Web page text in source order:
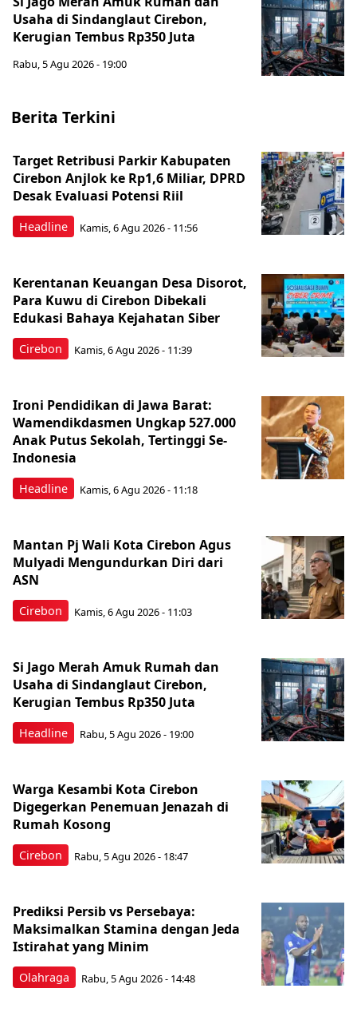
Usaha di Sindanglaut Cirebon,
Kerugian Tembus Rp350 Juta
Rabu, 5 Agu 2026 - 19:00
Berita Terkini
Headline
Target Retribusi Parkir Kabupaten
Cirebon Anjlok ke Rp1,6 Miliar, DPRD
Desak Evaluasi Potensi Riil
Kamis, 6 Agu 2026 - 11:56
Cirebon
Kerentanan Keuangan Desa Disorot,
Para Kuwu di Cirebon Dibekali
Edukasi Bahaya Kejahatan Siber
Kamis, 6 Agu 2026 - 11:39
Headline
Ironi Pendidikan di Jawa Barat:
Wamendikdasmen Ungkap 527.000
Anak Putus Sekolah, Tertinggi Se-
Indonesia
Kamis, 6 Agu 2026 - 11:18
Cirebon
Mantan Pj Wali Kota Cirebon Agus
Mulyadi Mengundurkan Diri dari
ASN
Kamis, 6 Agu 2026 - 11:03
Headline
Si Jago Merah Amuk Rumah dan
Usaha di Sindanglaut Cirebon,
Kerugian Tembus Rp350 Juta
Rabu, 5 Agu 2026 - 19:00
Cirebon
Warga Kesambi Kota Cirebon
Digegerkan Penemuan Jenazah di
Rumah Kosong
Rabu, 5 Agu 2026 - 18:47
Olahraga
Prediksi Persib vs Persebaya:
Maksimalkan Stamina dengan Jeda
Istirahat yang Minim
Rabu, 5 Agu 2026 - 14:48